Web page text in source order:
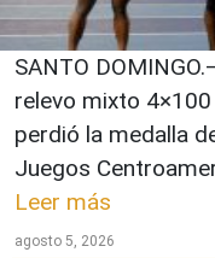
SANTO
relevo mixto
perdió la medalla
Juegos
Leer más
agosto 5, 2026